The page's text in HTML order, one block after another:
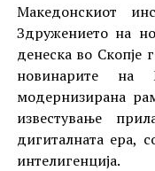
Македонскиот
Здружението на
денеска во Скопје
новинарите на
модернизирана
известување
дигиталната ера,
интелигенција.